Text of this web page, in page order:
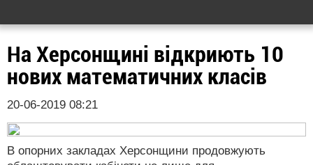
На Херсонщині відкриють 10
нових математичних класів
20-06-2019 08:21
В опорних закладах Херсонщини продовжують